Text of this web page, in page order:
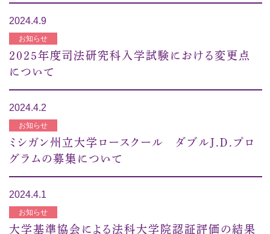
2024.4.9
お知らせ
２０２５年度司法研究科入学試験における変更点
について
2024.4.2
お知らせ
ミシガン州立大学ロースクール ダブルＪ.Ｄ.プロ
グラムの募集について
2024.4.1
お知らせ
大学基準協会による法科大学院認証評価の結果